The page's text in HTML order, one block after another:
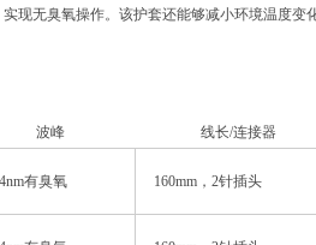
现无臭氧操作。该护套还能够减小环境温度变
波峰 线长/连接器
有臭氧 160mm，2针插头